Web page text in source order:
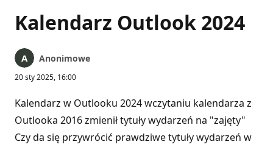
Kalendarz Outlook 2024
Anonimowe
20 sty 2025, 16:00
Kalendarz w Outlooku 2024 wczytaniu kalendarza z
Outlooka 2016 zmienił tytuły wydarzeń na "zajęty"
Czy da się przywrócić prawdziwe tytuły wydarzeń w